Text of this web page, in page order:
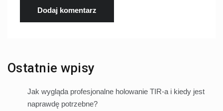
Ostatnie wpisy
Jak wygląda profesjonalne holowanie TIR-a i kiedy jest
naprawdę potrzebne?